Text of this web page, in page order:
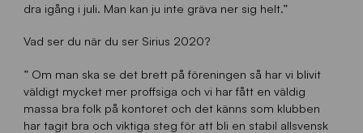
dra igång i juli. Man kan ju inte gräva ner sig helt.”
Vad ser du när du ser Sirius 2020?
” Om man ska se det brett på föreningen så har vi blivit
väldigt mycket mer proffsiga och vi har fått en väldig
massa bra folk på kontoret och det känns som klubben
har tagit bra och viktiga steg för att bli en stabil allsvensk